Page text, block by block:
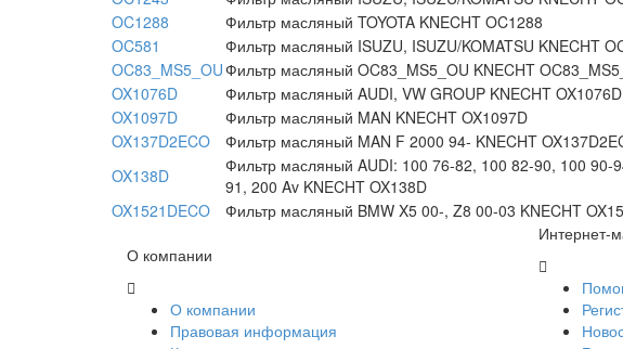
OC1288
Фильтр масляный TOYOTA KNECHT OC1288
OC581
Фильтр масляный ISUZU, ISUZU/KOMATSU KNECHT
OC83_MS5_OUФильтр масляный OC83_MS5_OU KNECHT
OX1076D
Фильтр масляный AUDI, VW GROUP KNECHT OX1076D
OX1097D
Фильтр масляный MAN KNECHT OX1097D
OX137D2ECO
Фильтр масляный MAN F 2000 94- KNECHT
OX138D
Фильтр масляный AUDI: 100 76-82, 100 82-90, 100
91, 200 Av KNECHT OX138D
OX1521DECO
Фильтр масляный BMW X5 00-, Z8 00-03 KNECHT
О компании
О компании
Правовая информация
Интернет-